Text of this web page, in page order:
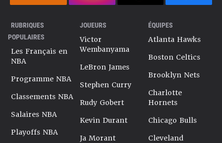
RUBRIQUES
POPULAIRES
Les Français en
NBA
Programme NBA
Classements NBA
Salaires NBA
Playoffs NBA
JOUEURS
Victor
Wembanyama
LeBron James
Stephen Curry
Rudy Gobert
Kevin Durant
Ja Morant
ÉQUIPES
Atlanta Hawks
Boston Celtics
Brooklyn Nets
Charlotte
Hornets
Chicago Bulls
Cleveland